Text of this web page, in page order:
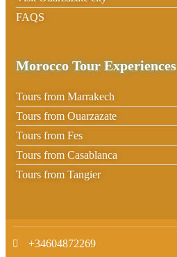
FAQS
Morocco Tour Experiences
Tours from Marrakech
Tours from Ouarzazate
Tours from Fes
Tours from Casablanca
Tours from Tangier
+34604872269